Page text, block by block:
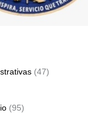
(47)
(95)